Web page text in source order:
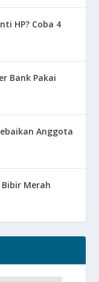
HP? Coba 4
Bank Pakai
Anggota
Merah